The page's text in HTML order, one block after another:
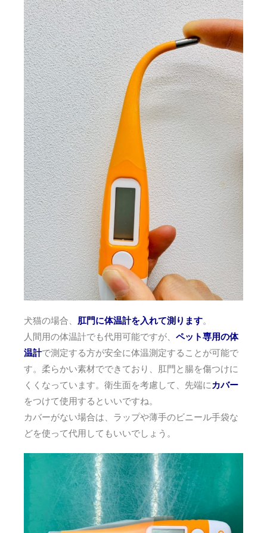
犬猫の場合、 肛門に体温計を入れて測ります。
人間用の体温計でも代用可能ですが、 ペット専用の体
温計で測定する方が安全に体温測定することが可能で
す。柔らかい素材でできており、肛門と腸を傷つけに
くくなっています。衛生面を考慮して、先端にカバー
をつけて使用するといいですね。
カバーがない場合は、ラップや薄手のビニール手袋な
どを使って代用してもいいでしょう。